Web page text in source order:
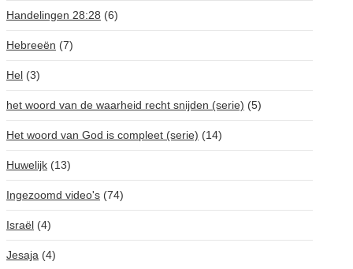
Handelingen 28:28 (6)
Hebreeën (7)
Hel (3)
het woord van de waarheid recht snijden (serie) (5)
Het woord van God is compleet (serie) (14)
Huwelijk (13)
Ingezoomd video's (74)
Israël (4)
Jesaja (4)